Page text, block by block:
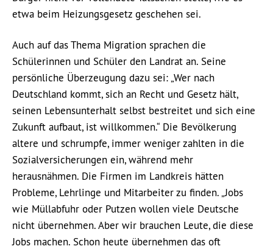
etwa beim Heizungsgesetz geschehen sei.
Auch auf das Thema Migration sprachen die
Schülerinnen und Schüler den Landrat an. Seine
persönliche Überzeugung dazu sei: „Wer nach
Deutschland kommt, sich an Recht und Gesetz hält,
seinen Lebensunterhalt selbst bestreitet und sich eine
Zukunft aufbaut, ist willkommen.“ Die Bevölkerung
altere und schrumpfe, immer weniger zahlten in die
Sozialversicherungen ein, während mehr
herausnähmen. Die Firmen im Landkreis hätten
Probleme, Lehrlinge und Mitarbeiter zu finden. „Jobs
wie Müllabfuhr oder Putzen wollen viele Deutsche
nicht übernehmen. Aber wir brauchen Leute, die diese
Jobs machen. Schon heute übernehmen das oft